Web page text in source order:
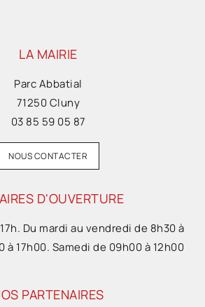
LA MAIRIE
Parc Abbatial
71250 Cluny
03 85 59 05 87
NOUS CONTACTER
D'OUVERTURE
Du mardi au vendredi de 8h30 à
à 17h00. Samedi de 09h00 à 12h00
PARTENAIRES